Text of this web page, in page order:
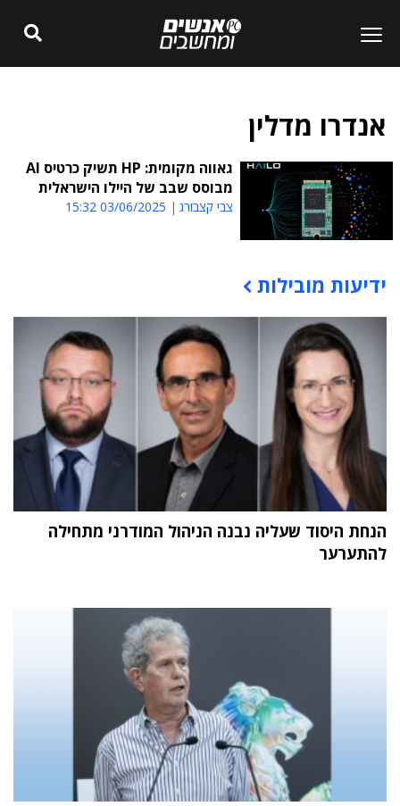
אנדרו מדלין
גאווה מקומית: HP תשיק כרטיס AI
מבוסס שבב של היילו הישראלית
צבי קצבורג 03/06/2025 15:32
תוכן פרסומי
ידיעות מובילות
הנחת היסוד שעליה נבנה הניהול המודרני מתחילה
להתערער